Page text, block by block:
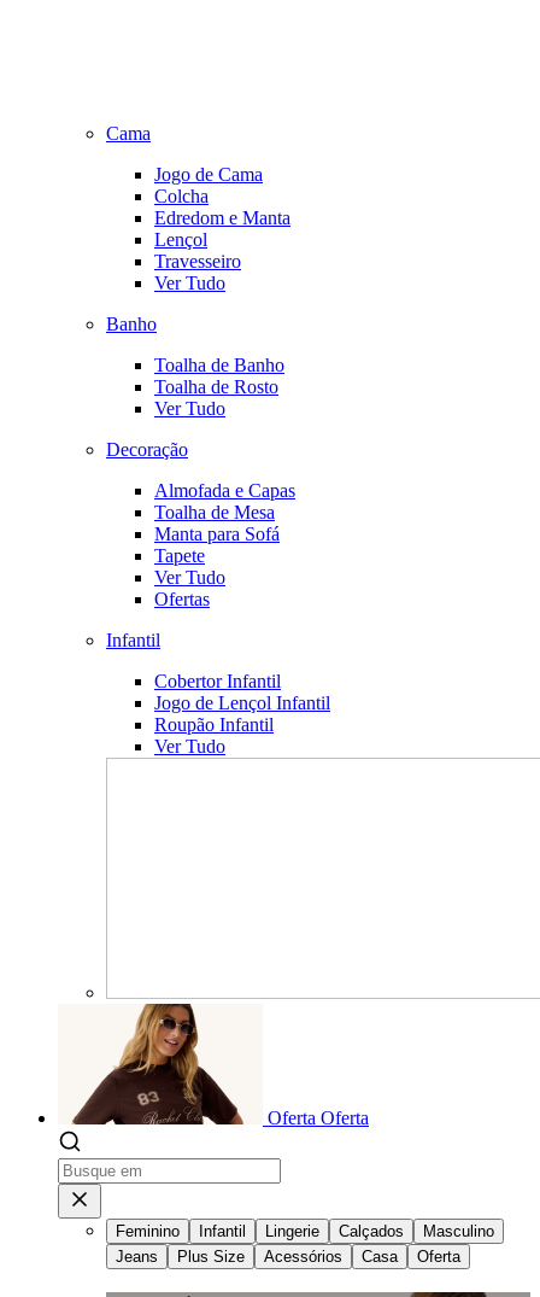
Cama
Jogo de Cama
Colcha
Edredom e Manta
Lençol
Travesseiro
Ver Tudo
Banho
Toalha de Banho
Toalha de Rosto
Ver Tudo
Decoração
Almofada e Capas
Toalha de Mesa
Manta para Sofá
Tapete
Ver Tudo
Ofertas
Infantil
Cobertor Infantil
Jogo de Lençol Infantil
Roupão Infantil
Ver Tudo
Oferta Oferta
Feminino Infantil Lingerie Calçados
Masculino
Jeans
Plus Size Acessórios Casa Oferta